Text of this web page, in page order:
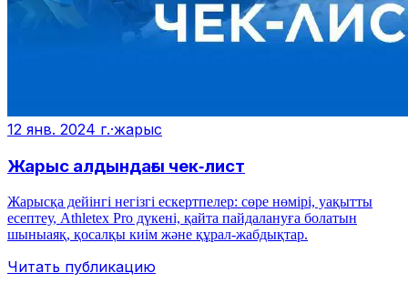
12 янв. 2024 г.·жарыс
Жарыс алдындағы чек‑лист
Жарысқа дейінгі негізгі ескертпелер: сөре нөмірі, уақытты
есептеу, Athletex Pro дүкені, қайта пайдалануға болатын
шыныаяқ, қосалқы киім және құрал‑жабдықтар.
Читать публикацию